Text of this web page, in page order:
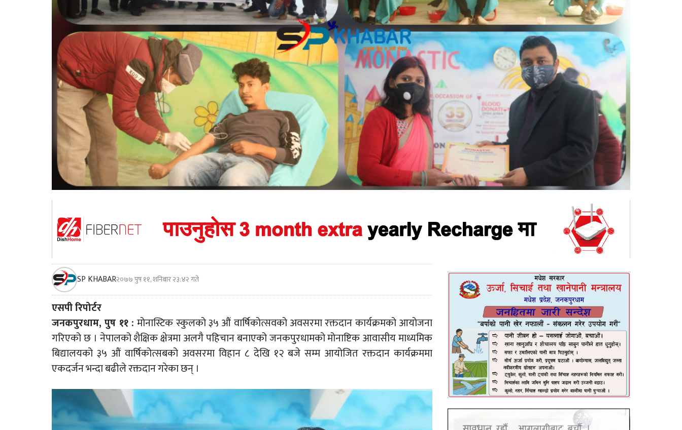
SP KHABAR२०७७ पुष ११, शनिबार २३:४२ गते
एसपी रिपोर्टर
जनकपुरधाम, पुष ११ :मोनास्टिक स्कुलको ३५ औं वार्षिकोत्सवको अवसरमा रक्तदान कार्यक्रमको आयोजना
गरिएको छ । नेपालको शैक्षिक क्षेत्रमा अलगै पहिचान बनाएको जनकपुरधामको मोनाष्टिक आवासीय माध्यमिक
बिद्यालयको ३५ औं वार्षिकोत्सबको अवसरमा विहान ८ देखि १२ बजे सम्म आयोजित रक्तदान कार्यक्रममा
एकदर्जन भन्दा बढीले रक्तदान गरेका छन् ।